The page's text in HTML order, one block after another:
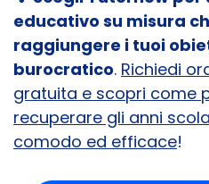
educativo su misura
raggiungere i tuoi
burocratico. Richiedi
gratuita e scopri come
recuperare gli anni
comodo ed efficace!